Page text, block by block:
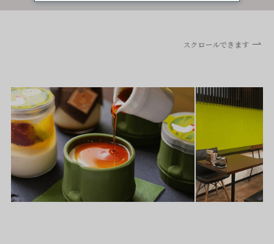
スクロールできます